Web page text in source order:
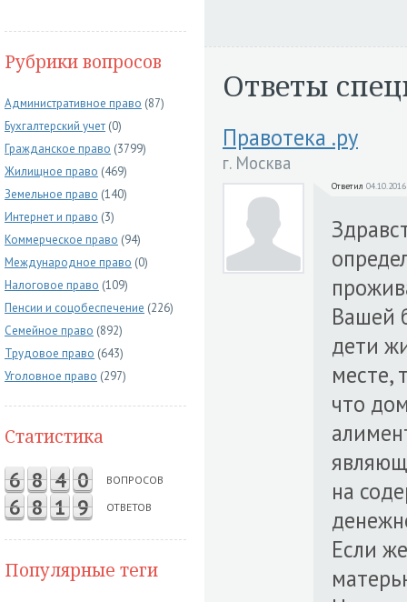
Рубрики вопросов
Административное право (87)
Бухгалтерский учет (0)
Гражданское право (3799)
Жилищное право (469)
Земельное право (140)
Интернет и право (3)
Коммерческое право (94)
Международное право (0)
Налоговое право (109)
Пенсии и соцобеспечение (226)
Семейное право (892)
Трудовое право (643)
Уголовное право (297)
Статистика
6 8 4 0 ВОПРОСОВ
6 8 1 9 ОТВЕТОВ
Популярные теги
Ответы
Правотека .ру
г. Москва
Ответил
Вашей
дети
месте,
что
на
Если